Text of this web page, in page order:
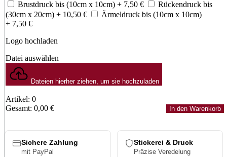
Brustdruck bis (10cm x 10cm) + 7,50 €
Rückendruck bis
(30cm x 20cm) + 10,50 €
Ärmeldruck bis (10cm x 10cm)
+ 7,50 €
Logo hochladen
Datei auswählen
Dateien hierher ziehen, um sie hochzuladen
Artikel: 0
Gesamt: 0,00 €
$0.00
In den Warenkorb
Sichere Zahlung
mit PayPal
Stickerei & Druck
Präzise Veredelung